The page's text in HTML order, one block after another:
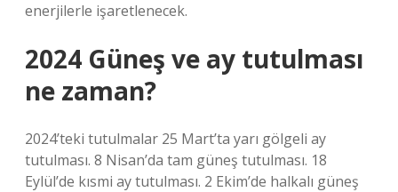
enerjilerle işaretlenecek.
2024 Güneş ve ay tutulması
ne zaman?
2024’teki tutulmalar 25 Mart’ta yarı gölgeli ay
tutulması. 8 Nisan’da tam güneş tutulması. 18
Eylül’de kısmi ay tutulması. 2 Ekim’de halkalı güneş